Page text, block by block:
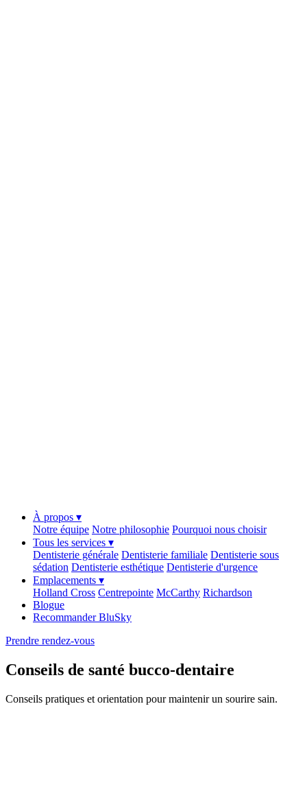
À propos ▾
Notre équipe Notre philosophie Pourquoi nous choisir
Tous les services ▾
Dentisterie générale Dentisterie familiale Dentisterie sous
sédation Dentisterie esthétique Dentisterie d'urgence
Emplacements ▾
Holland Cross Centrepointe McCarthy Richardson
Blogue
Recommander BluSky
Prendre rendez-vous
Conseils de santé bucco-dentaire
Conseils pratiques et orientation pour maintenir un sourire sain.